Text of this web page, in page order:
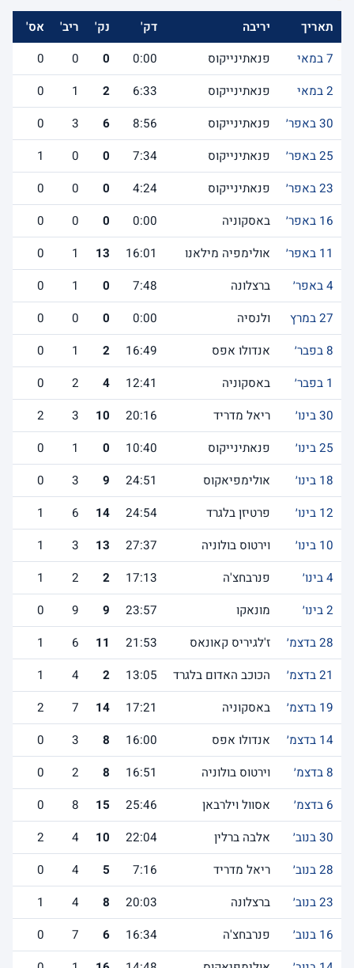
תאריך יריבה דק' נק' ריב' אס'
7 במאי
פנאתינייקוס 0:00
0
0
0
2 במאי
פנאתינייקוס 6:33
2
1
0
30 באפר׳
פנאתינייקוס 8:56
6
3
0
25 באפר׳
פנאתינייקוס 7:34
0
0
1
23 באפר׳
פנאתינייקוס 4:24
0
0
0
16 באפר׳
באסקוניה 0:00
0
0
0
11 באפר׳
אולימפיה מילאנו 16:01
13
1
0
4 באפר׳
ברצלונה 7:48
0
1
0
27 במרץ
ולנסיה 0:00
0
0
0
8 בפבר׳
אנדולו אפס 16:49
2
1
0
1 בפבר׳
באסקוניה 12:41
4
2
0
30 בינו׳
ריאל מדריד 20:16
10
3
2
25 בינו׳
פנאתינייקוס 10:40
0
1
0
18 בינו׳
אולימפיאקוס 24:51
9
3
0
12 בינו׳
פרטיזן בלגרד 24:54
14
6
1
10 בינו׳
וירטוס בולוניה 27:37
13
3
1
4 בינו׳
פנרבחצ'ה 17:13
2
2
1
2 בינו׳
מונאקו 23:57
9
9
0
28 בדצמ׳
ז'לגיריס קאונאס 21:53
11
6
1
21 בדצמ׳
הכוכב האדום בלגרד 13:05
2
4
1
19 בדצמ׳
באסקוניה 17:21
14
7
2
14 בדצמ׳
אנדולו אפס 16:00
8
3
0
8 בדצמ׳
וירטוס בולוניה 16:51
8
2
0
6 בדצמ׳
אסוול וילרבאן 25:46
15
8
0
30 בנוב׳
אלבה ברלין 22:04
10
4
2
28 בנוב׳
ריאל מדריד 7:16
5
4
0
23 בנוב׳
ברצלונה 20:03
8
4
1
16 בנוב׳
פנרבחצ'ה 16:34
6
7
0